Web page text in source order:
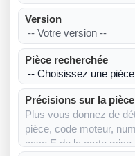
Version
Pièce recherchée
Précisions sur la pièce